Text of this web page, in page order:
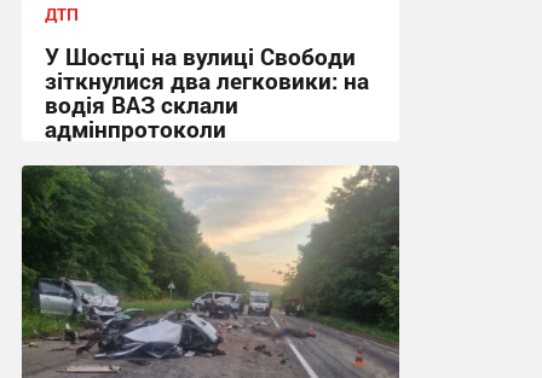
ДТП
У Шостці на вулиці Свободи
зіткнулися два легковики: на
водія ВАЗ склали
адмінпротоколи
12:10, 29.07.2026